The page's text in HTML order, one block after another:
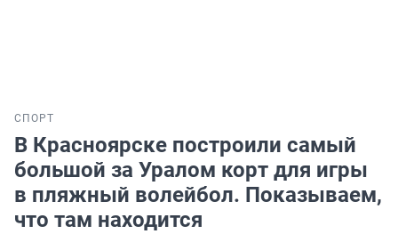
СПОРТ
В Красноярске построили самый
большой за Уралом корт для игры
в пляжный волейбол. Показываем,
что там находится